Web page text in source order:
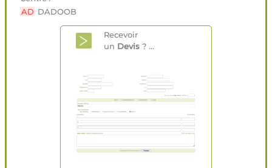
AD DADOOB
Recevoir
un Devis ? ...